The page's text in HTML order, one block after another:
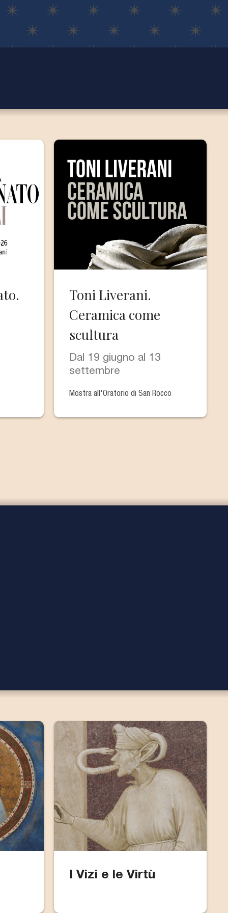
Toni Liverani.
Ceramica come
scultura
Dal 19 giugno al 13
settembre
Mostra all'Oratorio di San Rocco
I Vizi e le Virtù